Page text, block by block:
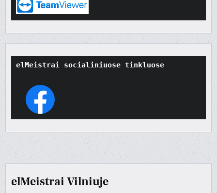
elMeistrai socialiniuose tinkluose
elMeistrai Vilniuje